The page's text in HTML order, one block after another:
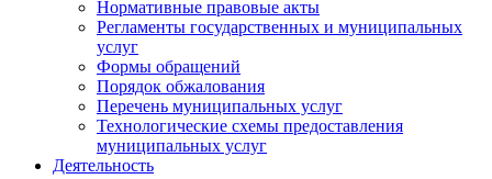
Нормативные правовые акты
Регламенты государственных и муниципальных
услуг
Формы обращений
Порядок обжалования
Перечень муниципальных услуг
Технологические схемы предоставления
муниципальных услуг
Деятельность